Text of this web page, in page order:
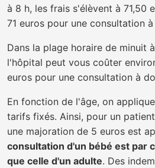
à 8 h, les frais s'élèvent à 71,50
71 euros pour une consultation
Dans la plage horaire de minuit
l'hôpital peut vous coûter
euros pour une consultation à
En fonction de l'âge, on
tarifs fixés. Ainsi, pour un
une majoration de 5 euros est
consultation d'un bébé est par
que celle d'un adulte. Des